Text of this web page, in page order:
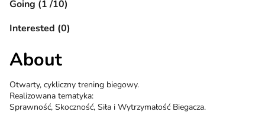
Going (1 /10)
Interested (0)
About
Otwarty, cykliczny trening biegowy.
Realizowana tematyka:
Sprawność, Skoczność, Siła i Wytrzymałość Biegacza.